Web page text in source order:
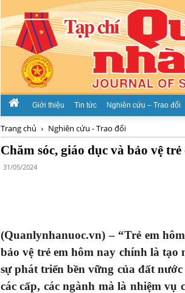
Giới thiệu Tin tức Nghiên cứu – Trao đổi
Trang chủ Nghiên cứu - Trao đổi
Chăm sóc, giáo dục và bảo vệ
31/05/2024
(Quanlynhanuoc.vn) – “Trẻ em
bảo vệ trẻ em hôm nay chính là
sự phát triển bền vững của đất
các cấp, các ngành mà là nhiệm